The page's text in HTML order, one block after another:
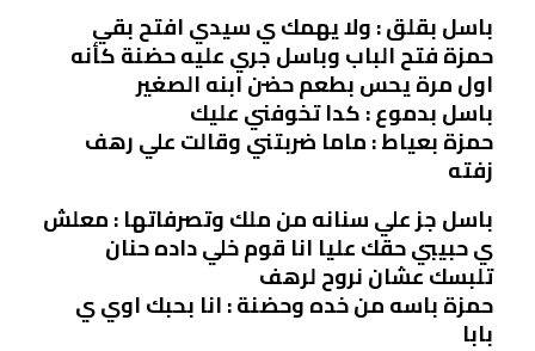
باسل بقلق : ولا يهمك ي سيدي افتح بقي
حمزة فتح الباب وباسل جري عليه حضنة كأنه
اول مرة يحس بطعم حضن ابنه الصغير
باسل بدموع : كدا تخوفني عليك
حمزة بعياط : ماما ضربتني وقالت علي رهف
زفته
باسل جز علي سنانه من ملك وتصرفاتها : معلش
ي حبيبي حقك عليا انا قوم خلي داده حنان
تلبسك عشان نروح لرهف
حمزة باسه من خده وحضنة : انا بحبك اوي ي
بابا